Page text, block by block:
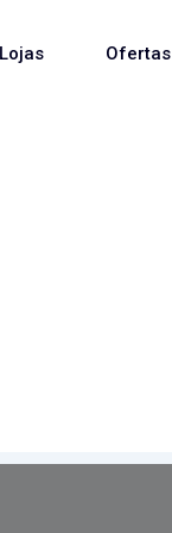
Lojas Ofertas